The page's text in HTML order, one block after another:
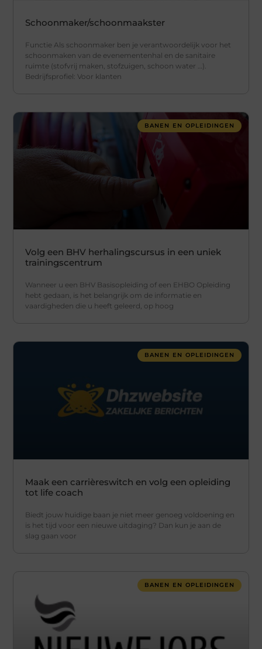
Schoonmaker/schoonmaakster
Functie Als schoonmaker ben je verantwoordelijk voor het
schoonmaken van de evenementenhal en de sanitaire
ruimte (stofvrij maken, stofzuigen, schoon water …).
Bedrijfsprofiel: Voor klanten
BANEN EN OPLEIDINGEN
Volg een BHV herhalingscursus in een uniek
trainingscentrum
Wanneer u een BHV Basisopleiding of een EHBO Opleiding
hebt gedaan, is het belangrijk om de informatie en
vaardigheden die u heeft geleerd, op hoog
BANEN EN OPLEIDINGEN
Maak een carrièreswitch en volg een opleiding
tot life coach
Biedt jouw huidige baan je niet meer genoeg voldoening en
is het tijd voor een nieuwe uitdaging? Dan kun je aan de
slag gaan voor
BANEN EN OPLEIDINGEN